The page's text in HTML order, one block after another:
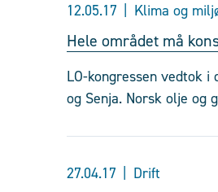
12.05.17 Klima og
Hele området må
LO-kongressen vedtok
og Senja. Norsk olje og
27.04.17 Drift